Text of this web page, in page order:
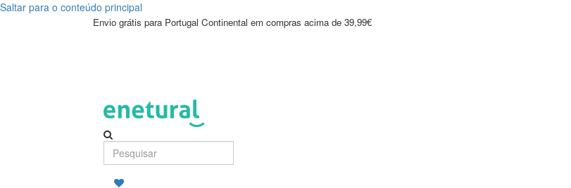
Saltar para o conteúdo principal
Envio grátis para Portugal Continental em compras acima de 39,99€